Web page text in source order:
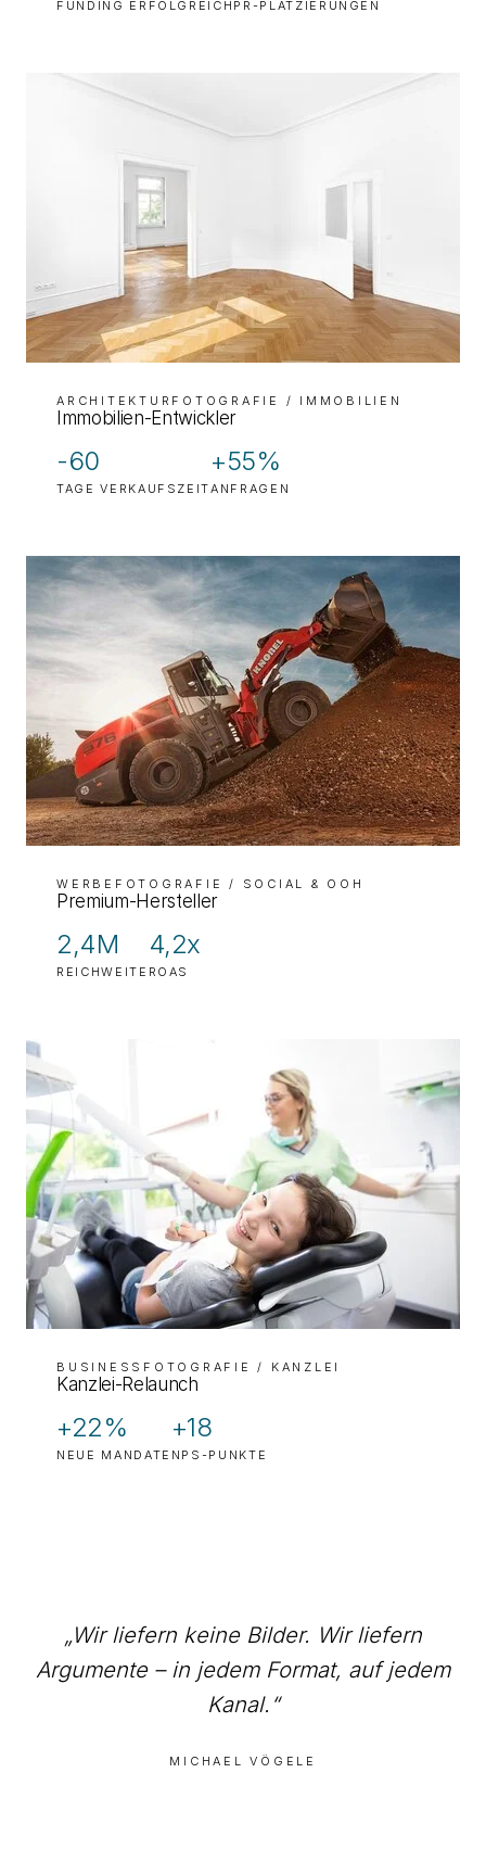
FUNDING ERFOLGREICH PR-PLATZIERUNGEN
ARCHITEKTURFOTOGRAFIE / IMMOBILIEN
Immobilien-Entwickler
-60
TAGE VERKAUFSZEIT
+55%
ANFRAGEN
WERBEFOTOGRAFIE / SOCIAL & OOH
Premium-Hersteller
2,4M
REICHWEITE
4,2x
ROAS
BUSINESSFOTOGRAFIE / KANZLEI
Kanzlei-Relaunch
+22%
NEUE MANDATE
+18
NPS-PUNKTE
Wir liefern keine Bilder. Wir liefern
Argumente – in jedem Format, auf jedem
Kanal.
MICHAEL VÖGELE